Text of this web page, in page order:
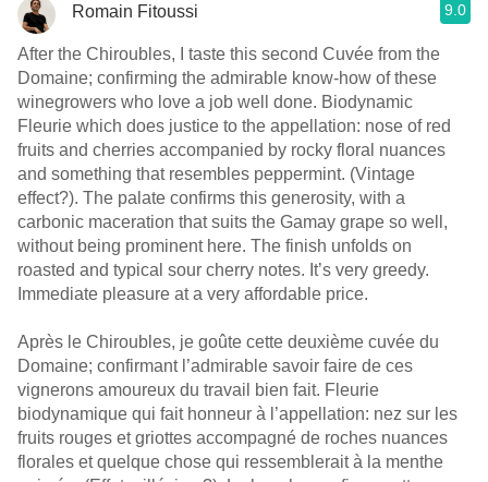
Romain Fitoussi 9.0
After the Chiroubles, I taste this second Cuvée from the
Domaine; confirming the admirable know-how of these
winegrowers who love a job well done. Biodynamic
Fleurie which does justice to the appellation: nose of red
fruits and cherries accompanied by rocky floral nuances
and something that resembles peppermint. (Vintage
effect?). The palate confirms this generosity, with a
carbonic maceration that suits the Gamay grape so well,
without being prominent here. The finish unfolds on
roasted and typical sour cherry notes. It’s very greedy.
Immediate pleasure at a very affordable price.
Après le Chiroubles, je goûte cette deuxième cuvée du
Domaine; confirmant l’admirable savoir faire de ces
vignerons amoureux du travail bien fait. Fleurie
biodynamique qui fait honneur à l’appellation: nez sur les
fruits rouges et griottes accompagné de roches nuances
florales et quelque chose qui ressemblerait à la menthe